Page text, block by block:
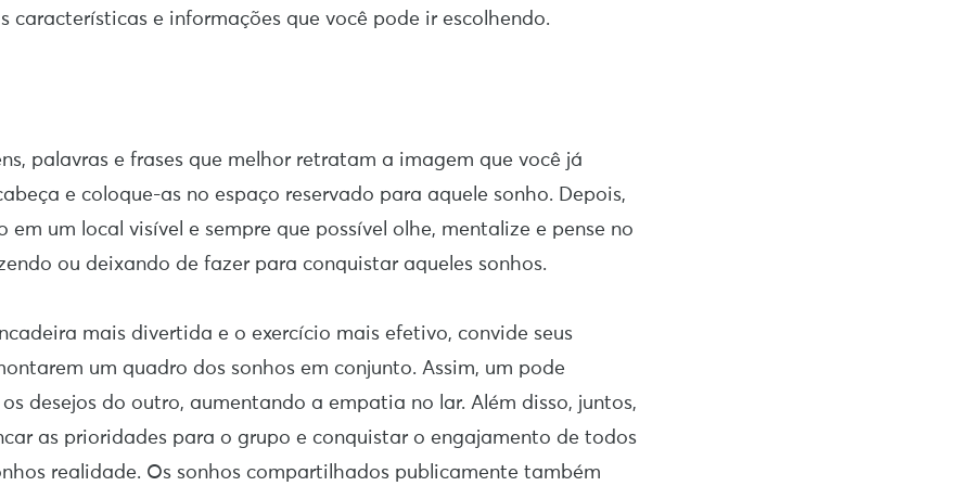
características e informações que você pode ir escolhendo.
palavras e frases que melhor retratam a imagem que você já
e coloque-as no espaço reservado para aquele sonho. Depois,
em um local visível e sempre que possível olhe, mentalize e pense no
ou deixando de fazer para conquistar aqueles sonhos.
mais divertida e o exercício mais efetivo, convide seus
um quadro dos sonhos em conjunto. Assim, um pode
desejos do outro, aumentando a empatia no lar. Além disso, juntos,
as prioridades para o grupo e conquistar o engajamento de todos
realidade. Os sonhos compartilhados publicamente também